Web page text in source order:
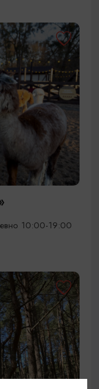
10:00-19:00